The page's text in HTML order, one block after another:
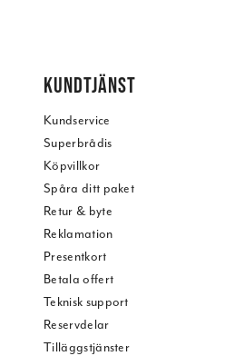
KUNDTJÄNST
Kundservice
Superbrådis
Köpvillkor
Spåra ditt paket
Retur & byte
Reklamation
Presentkort
Betala offert
Teknisk support
Reservdelar
Tilläggstjänster